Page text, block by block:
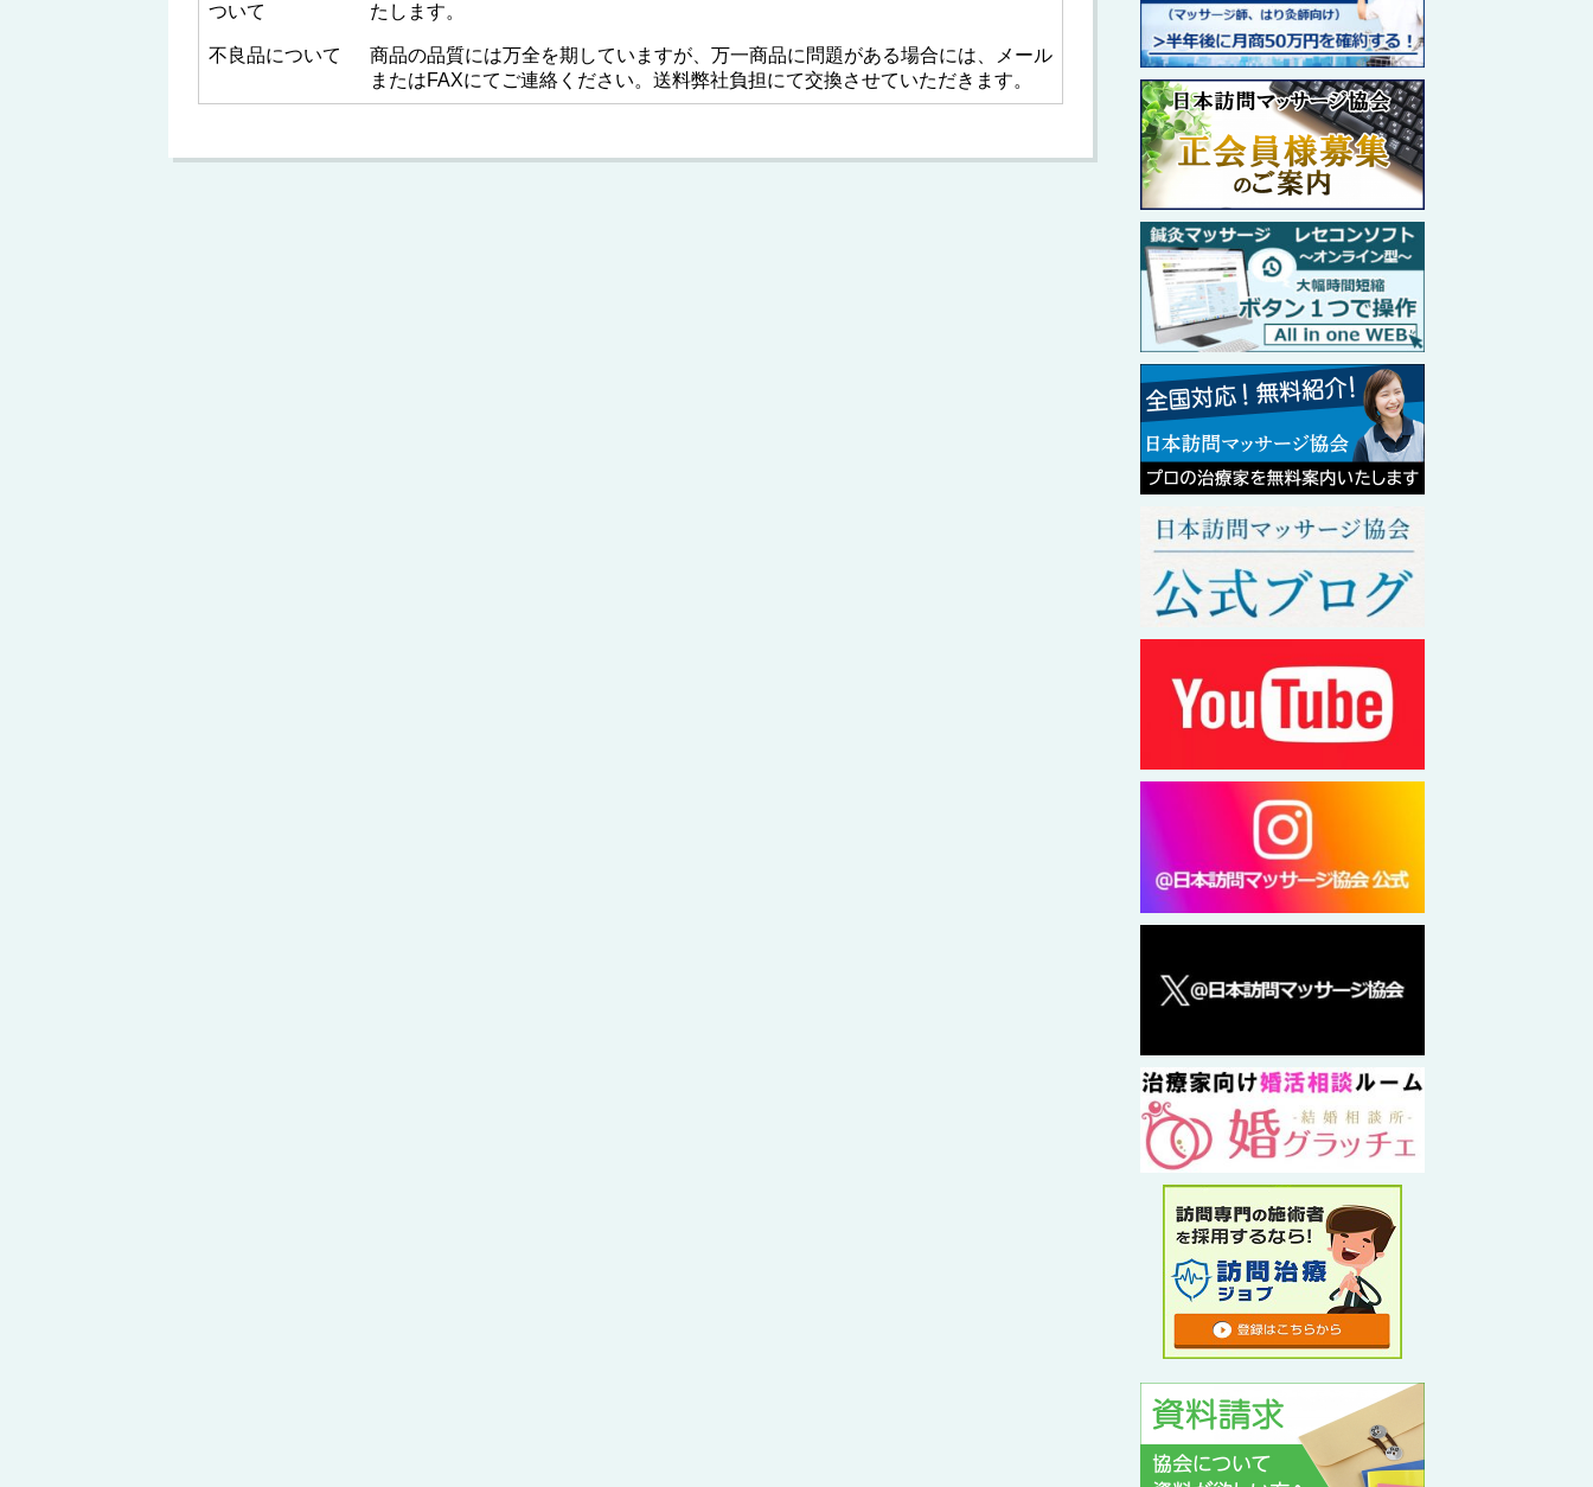
ついて
たします。
不良品について
商品の品質には万全を期していますが、万一商品に問題がある場合には、メール
またはFAXにてご連絡ください。送料弊社負担にて交換させていただきます。